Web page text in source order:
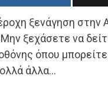
ξενάγηση στην
ξεχάσετε να
όπου
άλλα…